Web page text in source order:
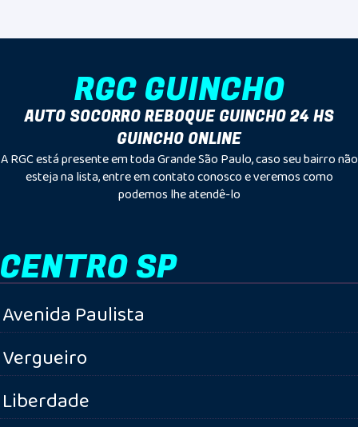
RGC GUINCHO
AUTO SOCORRO REBOQUE GUINCHO 24 HS
GUINCHO ONLINE
A RGC está presente em toda Grande São Paulo, caso seu bairro não
esteja na lista, entre em contato conosco e veremos como
podemos lhe atendê-lo
CENTRO SP
Avenida Paulista
Vergueiro
Liberdade